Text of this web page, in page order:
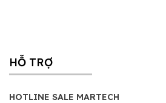
HỖ TRỢ
HOTLINE SALE MARTECH